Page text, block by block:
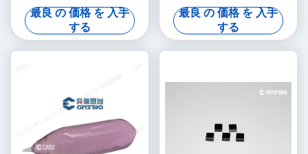
オジムドープYAGレーザー結
晶
最良 の 価格 を 入手
する
全で高効率のフラッシュ/ダ
イオードポンプ
最良 の 価格 を 入手
する